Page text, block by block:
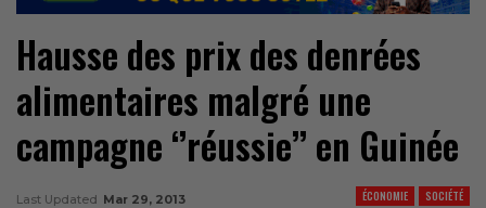
Hausse des prix des denrées
alimentaires malgré une
campagne ‘’réussie’’ en Guinée
ÉCONOMIE SOCIÉTÉ
Last Updated Mar 29, 2013